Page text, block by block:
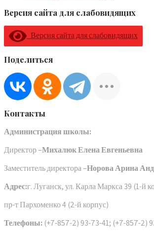
Версия сайта для слабовидящих
Версия сайта для слабовидящих
Поделиться
Контакты
Администрация школы:
Директор –Михалюк Елена Евгеньевна
Заместитель директора –Норова Арина
Адрес:г. Луганск, ул. Карла Маркса 39 (1-й
пр-т Пархоменко 4 (2-й корпус)
Телефоны: (+7-857-2) 93-73-41; (+7-857-2)